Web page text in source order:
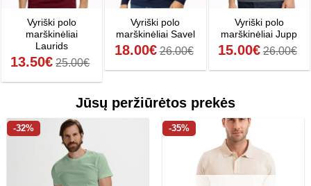
Vyriški polo
marškinėliai
Laurids
13.50€ 25.00€
Vyriški polo
marškinėliai Savel
18.00€ 26.00€
Vyriški polo
marškinėliai Jupp
15.00€ 26.00€
Jūsų peržiūrėtos prekės
-32% -35%